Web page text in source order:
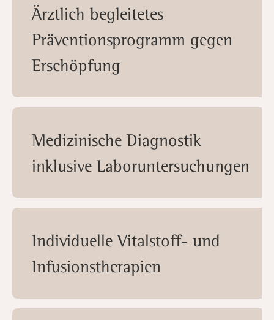
Ärztlich begleitetes
Präventionsprogramm gegen
Erschöpfung
Medizinische Diagnostik
inklusive Laboruntersuchungen
Individuelle Vitalstoff- und
Infusionstherapien